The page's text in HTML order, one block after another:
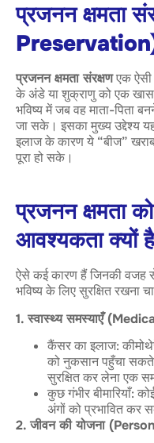
प्रजनन क्षमता
प्रजनन क्षमता संरक्षणएक ऐसी
के अंडे या शुक्राणु को एक खास
भविष्य में जब वह माता-पिता
जा सके। इसका मुख्य उद्देश्य
इलाज के कारण ये “बीज”
पूरा हो सके।
प्रजनन क्षमता
आवश्यकता क्यों
ऐसे कई कारण हैं जिनकी वजह से
भविष्य के लिए सुरक्षित रखना
1. स्वास्थ्य समस्याएँ
कैंसर का इलाज:
को नुकसान पहुँचा
सुरक्षित कर लेना एक
कुछ गंभीर बीमारियाँ:
अंगों को प्रभावित कर
2. जीवन की योजना